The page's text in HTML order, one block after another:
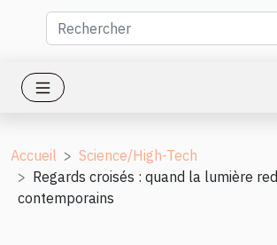
Accueil
Science/High-Tech
Regards croisés : quand la lumière
contemporains